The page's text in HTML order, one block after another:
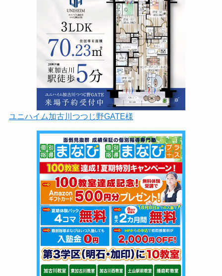
ユニハイム加古川つつじ野GATE様